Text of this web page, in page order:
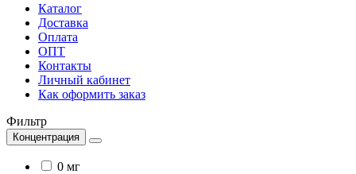
Каталог
Доставка
Оплата
ОПТ
Контакты
Личный кабинет
Как оформить заказ
Фильтр
Концентрация
0 мг